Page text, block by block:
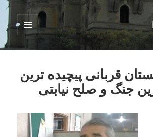
فهرست
ابزارک‌ها
قربانی پیچیده ترین
جنگ و صلح نیابتی